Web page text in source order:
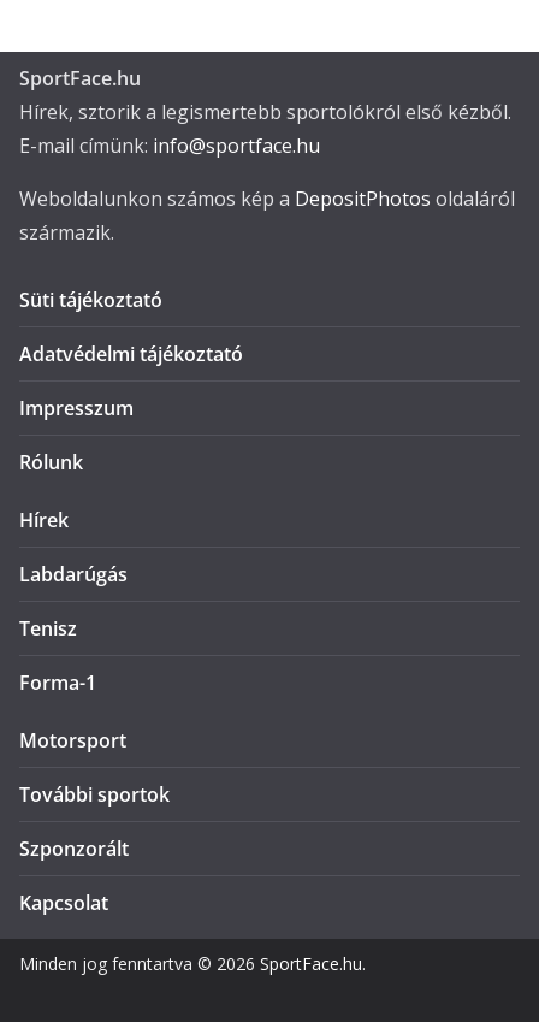
SportFace.hu
Hírek, sztorik a legismertebb sportolókról első kézből.
E-mail címünk: info@sportface.hu
Weboldalunkon számos kép a DepositPhotos oldaláról
származik.
Süti tájékoztató
Adatvédelmi tájékoztató
Impresszum
Rólunk
Hírek
Labdarúgás
Tenisz
Forma-1
Motorsport
További sportok
Szponzorált
Kapcsolat
Minden jog fenntartva © 2026 SportFace.hu.